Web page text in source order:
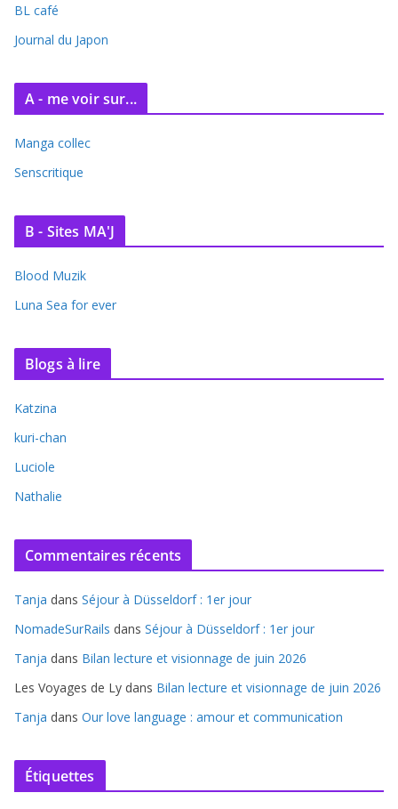
BL café
Journal du Japon
A - me voir sur...
Manga collec
Senscritique
B - Sites MA'J
Blood Muzik
Luna Sea for ever
Blogs à lire
Katzina
kuri-chan
Luciole
Nathalie
Commentaires récents
Tanja dans Séjour à Düsseldorf : 1er jour
NomadeSurRails dans Séjour à Düsseldorf : 1er jour
Tanja dans Bilan lecture et visionnage de juin 2026
Les Voyages de Ly dans Bilan lecture et visionnage de juin 2026
Tanja dans Our love language : amour et communication
Étiquettes